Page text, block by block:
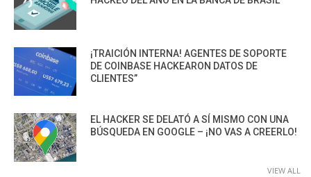
¡TRAICIÓN INTERNA! AGENTES DE SOPORTE
DE COINBASE HACKEARON DATOS DE
CLIENTES”
EL HACKER SE DELATÓ A SÍ MISMO CON UNA
BÚSQUEDA EN GOOGLE – ¡NO VAS A CREERLO!
VIEW ALL